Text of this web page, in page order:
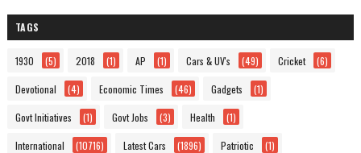
TAGS
1930 (5) 2018 (1) AP (1) Cars & UV's (49) Cricket (6)
Devotional (4) Economic Times (46) Gadgets (1)
Govt Initiatives (1) Govt Jobs (3) Health (1)
International (10716) Latest Cars (1896) Patriotic (1)